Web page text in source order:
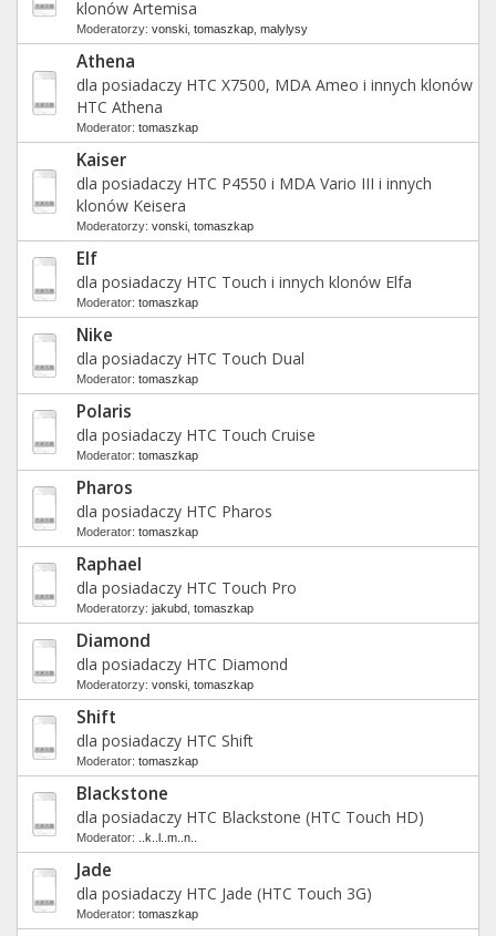
klonów Artemisa
Moderatorzy: vonski tomaszkap malylysy
Athena
dla posiadaczy HTC X7500, MDA Ameo i innych klonów
HTC Athena
Moderator: tomaszkap
Kaiser
dla posiadaczy HTC P4550 i MDA Vario III i innych
klonów Keisera
Moderatorzy: vonski tomaszkap
Elf
dla posiadaczy HTC Touch i innych klonów Elfa
Moderator: tomaszkap
Nike
dla posiadaczy HTC Touch Dual
Moderator: tomaszkap
Polaris
dla posiadaczy HTC Touch Cruise
Moderator: tomaszkap
Pharos
dla posiadaczy HTC Pharos
Moderator: tomaszkap
Raphael
dla posiadaczy HTC Touch Pro
Moderatorzy: jakubd tomaszkap
Diamond
dla posiadaczy HTC Diamond
Moderatorzy: vonski tomaszkap
Shift
dla posiadaczy HTC Shift
Moderator: tomaszkap
Blackstone
dla posiadaczy HTC Blackstone (HTC Touch HD)
Moderator: ..k..l..m..n..
Jade
dla posiadaczy HTC Jade (HTC Touch 3G)
Moderator: tomaszkap